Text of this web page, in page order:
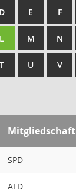
D E F
L M N
T U V
Mitgliedschaft
SPD
AFD